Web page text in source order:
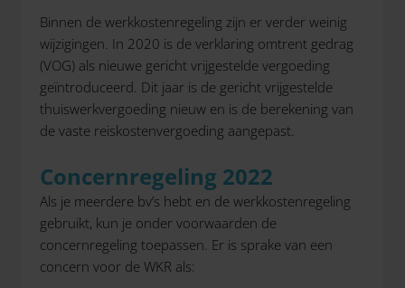
Binnen de werkkostenregeling zijn er verder weinig
wijzigingen. In 2020 is de verklaring omtrent gedrag
(VOG) als nieuwe gericht vrijgestelde vergoeding
geïntroduceerd. Dit jaar is de gericht vrijgestelde
thuiswerkvergoeding nieuw en is de berekening van
de vaste reiskostenvergoeding aangepast.
Concernregeling 2022
Als je meerdere bv’s hebt en de werkkostenregeling
gebruikt, kun je onder voorwaarden de
concernregeling toepassen. Er is sprake van een
concern voor de WKR als: